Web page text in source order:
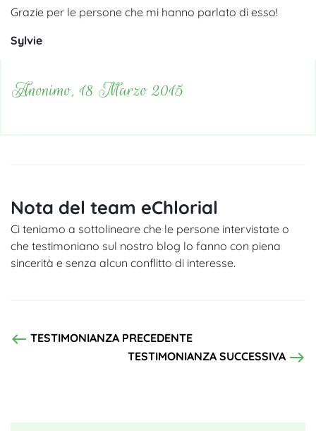
Grazie per le persone che mi hanno parlato di esso!
Sylvie
Anonimo, 18 Marzo 2015
Nota del team eChlorial
Ci teniamo a sottolineare che le persone intervistate o
che testimoniano sul nostro blog lo fanno con piena
sincerità e senza alcun conflitto di interesse.
west TESTIMONIANZA PRECEDENTE
TESTIMONIANZA SUCCESSIVA east